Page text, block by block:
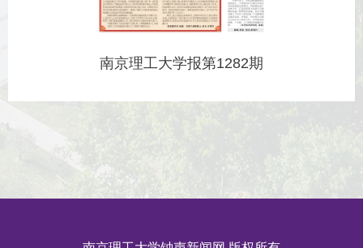
南京理工大学报第1282期